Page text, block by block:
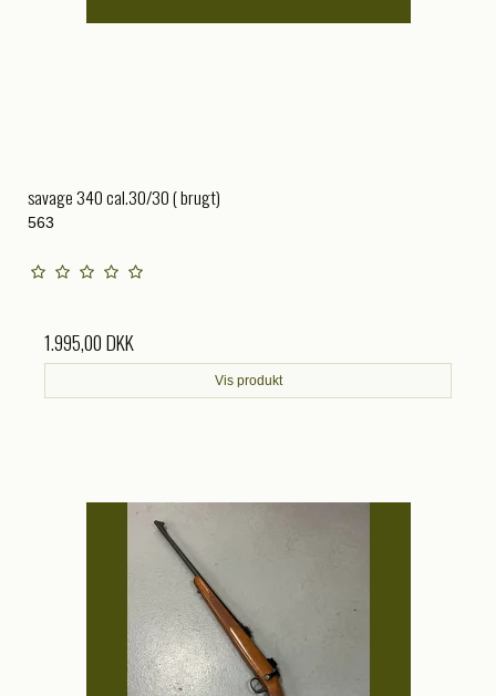
savage 340 cal.30/30 ( brugt)
563
1.995,00 DKK
Vis produkt